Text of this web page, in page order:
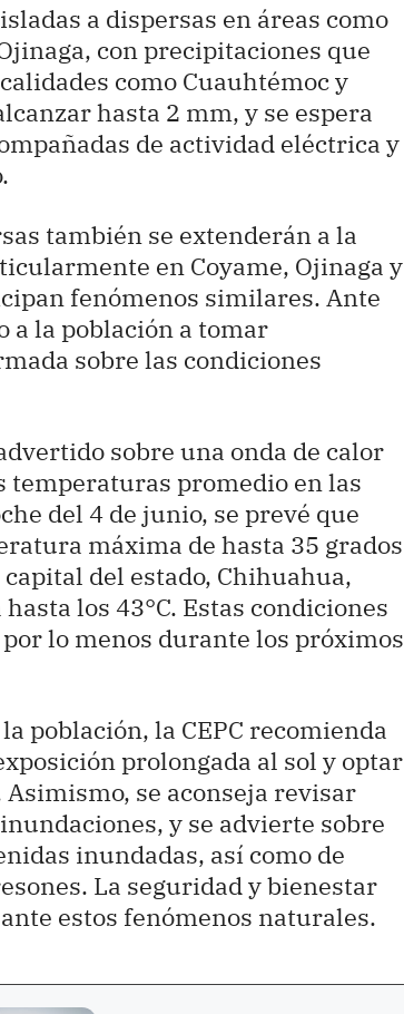
a dispersas en áreas como
con precipitaciones que
como Cuauhtémoc y
hasta 2 mm, y se espera
de actividad eléctrica y
también se extenderán a la
en Coyame, Ojinaga y
fenómenos similares. Ante
a la población a tomar
sobre las condiciones
sobre una onda de calor
temperaturas promedio en las
del 4 de junio, se prevé que
máxima de hasta 35 grados
del estado, Chihuahua,
los 43°C. Estas condiciones
lo menos durante los próximos
población, la CEPC recomienda
prolongada al sol y optar
se aconseja revisar
y se advierte sobre
inundadas, así como de
La seguridad y bienestar
estos fenómenos naturales.